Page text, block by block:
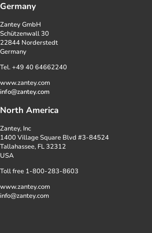
Germany
Zantey GmbH
Schützenwall 30
22844 Norderstedt
Germany
Tel. +49 40 64662240
www.zantey.com
info@zantey.com
North America
Zantey, Inc
1400 Village Square Blvd #3-84524
Tallahassee, FL 32312
USA
Toll free 1-800-283-8603
www.zantey.com
info@zantey.com